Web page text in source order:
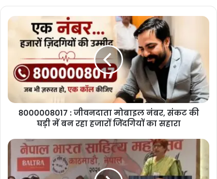
8000008017
जीवनदाता
मोबाइल
संकट
में
जिंदगियों
8000008017 : जीवनदाता मोबाइल नंबर, संकट की
घड़ी में बन रहा हजारों जिंदगियों का सहारा
Dr
Sushila
Jangra
Jind